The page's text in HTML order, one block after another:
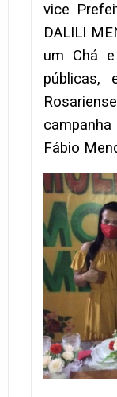
vice
DALILI
um Chá
públicas,
Fábio